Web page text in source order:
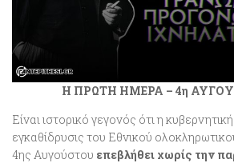
Η ΠΡΩΤΗ ΗΜΕΡΑ – 4η
Είναι ιστορικό γεγονός ότι η
εγκαθίδρυσις του Εθνικού
4ης Αυγούστου επεβλήθει χωρίς την